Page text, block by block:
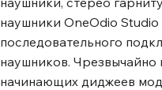
наушники OneOdio
последовательного
наушников.
начинающих диджеев